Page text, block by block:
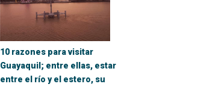
10 razones para visitar
Guayaquil; entre ellas, estar
entre el río y el estero, su